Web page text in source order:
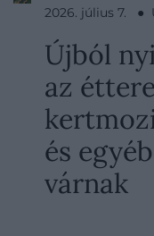
2026. július 7. ●
Újból
az
és
várnak